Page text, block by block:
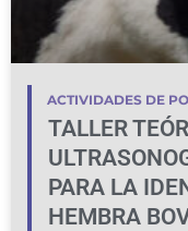
ACTIVIDADES DE
TALLER
PARA LA
HEMBRA